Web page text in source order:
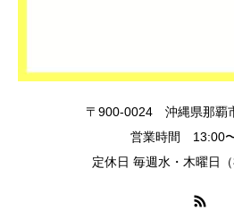
〒900-0024 沖縄県那覇
営業時間 13:00
定休日 毎週水・木曜日（